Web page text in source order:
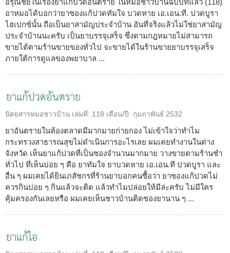
อาหมอได้บอกว่ายาซองแก้ปวดทัมใจ บวดหาย เอ.เอน.ที. ปวดบูรา
ไฮเปกซ์นั้น ถือเป็นยาสามัญประจำบ้าน อันที่จริงแล้วไม่ใช่ยาสามัญ
ประจำบ้านนะครับ เป็นยาบรรจุเสร็จ ซึ่งตามกฎหมายไม่สามารถ
ขายได้ตามร้านขายของทั่วไป จะขายได้ในร้านขายยาบรรจุเสร็จ
ภายใต้การดูแลของพยาบาล ...
ยาแก้ปวดอันตราย
นิตยสารหมอชาวบ้าน เล่มที่: 118 เดือน/ปี: กุมภาพันธ์ 2532
ยาอันตรายในท้องตลาดมีมากมายก่ายกอง ไม่เข้าใจว่าทำไม
กระทรวงสาธารณสุขไม่ดำเนินการอะไรเลย ผมเคยทำงานในต่าง
จังหวัด เห็นยาแก้ปวดที่เป็นซองจำนวนมากมาย วางขายตามร้านชำ
ทั่วไป ที่เห็นบ่อย ๆ คือ ยาทัมใจ ยาบวดหาย เอ.เอน.ที ปวดบูรา และ
อื่น ๆ ผมเคยได้ยินเภสัชกรที่ร้านยาบอกคนซื้อว่า ยาซองแก้ปวดไม่
ควรกินบ่อย ๆ กินแล้วจะติด แล้วทำไมปล่อยให้มีล่ะครับ ไม่มีใคร
คุ้มครองกันเลยหรือ ผมเคยเห็นชาวบ้านติดซองยานาน ๆ ...
ยาแก้ไอ